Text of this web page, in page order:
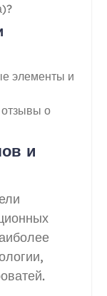
элементы и
о
и